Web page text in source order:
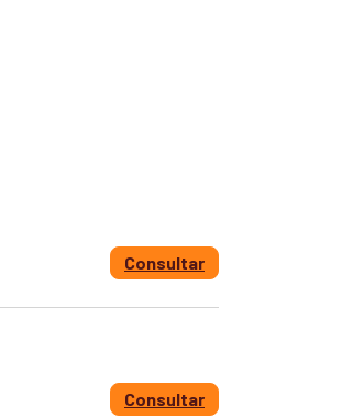
Consultar
Consultar